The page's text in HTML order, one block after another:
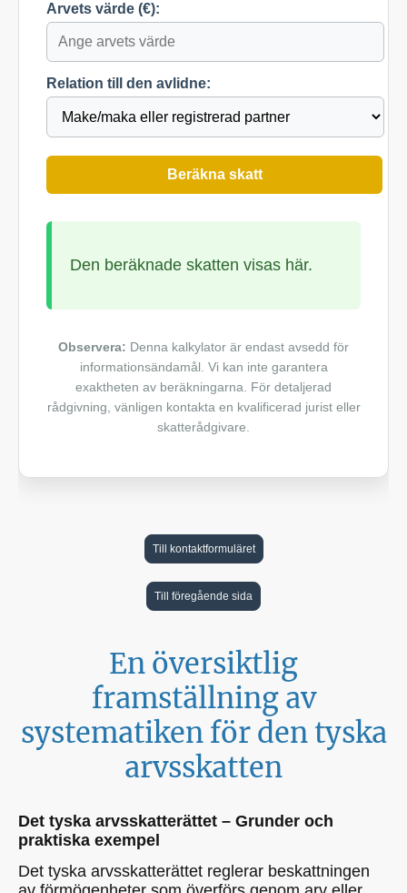
Arvets värde (€):
Relation till den avlidne:
Beräkna skatt
Den beräknade skatten visas här.
Observera: Denna kalkylator är endast avsedd för
informationsändamål. Vi kan inte garantera
exaktheten av beräkningarna. För detaljerad
rådgivning, vänligen kontakta en kvalificerad jurist eller
skatterådgivare.
Till kontaktformuläret
Till föregående sida
En översiktlig
framställning av
systematiken för den tyska
arvsskatten
Det tyska arvsskatterättet – Grunder och
praktiska exempel
Det tyska arvsskatterättet reglerar beskattningen